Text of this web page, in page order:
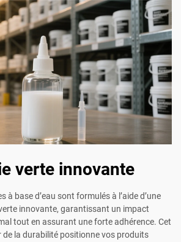
verte innovante
à base d’eau sont formulés à l’aide d’une
innovante, garantissant un impact
tout en assurant une forte adhérence. Cet
de la durabilité positionne vos produits